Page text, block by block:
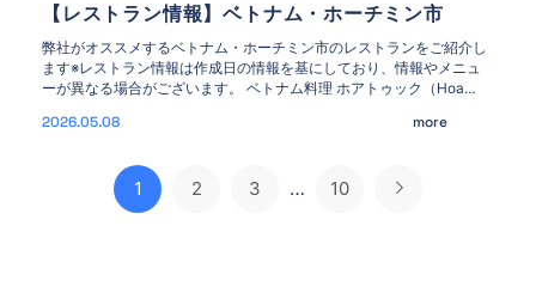
【レストラン情報】ベトナム・ホーチミン市
弊社がオススメするベトナム・ホーチミン市のレストランをご紹介し
ます※レストラン情報は作成日の情報を基にしており、情報やメニュ
ーが異なる場合がございます。 ベトナム料理 ホアトゥック（Hoa
Chi Minh Cit
2026.05.08 more
1 2 3 … 10